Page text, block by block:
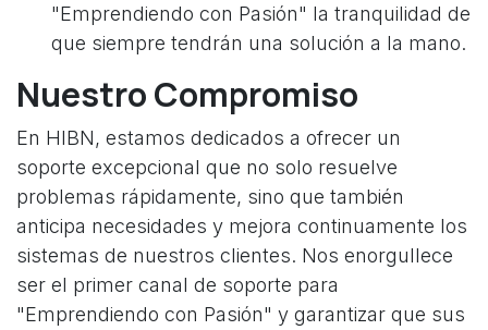
"Emprendiendo con Pasión" la tranquilidad de
que siempre tendrán una solución a la mano.
Nuestro Compromiso
En HIBN, estamos dedicados a ofrecer un
soporte excepcional que no solo resuelve
problemas rápidamente, sino que también
anticipa necesidades y mejora continuamente los
sistemas de nuestros clientes. Nos enorgullece
ser el primer canal de soporte para
"Emprendiendo con Pasión" y garantizar que sus